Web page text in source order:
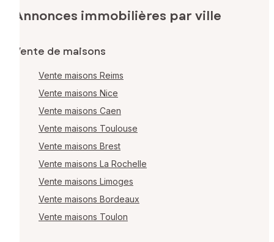
Annonces immobilières par ville
Vente de maisons
Vente maisons Reims
Vente maisons Nice
Vente maisons Caen
Vente maisons Toulouse
Vente maisons Brest
Vente maisons La Rochelle
Vente maisons Limoges
Vente maisons Bordeaux
Vente maisons Toulon